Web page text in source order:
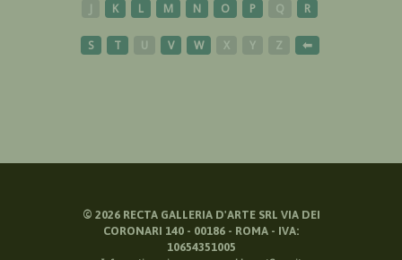
J K L M N O P Q R
S T U V W X Y Z ⬅
© 2026RECTA GALLERIA D'ARTE SRL VIA DEI
CORONARI 140 - 00186 - ROMA - IVA:
10654351005